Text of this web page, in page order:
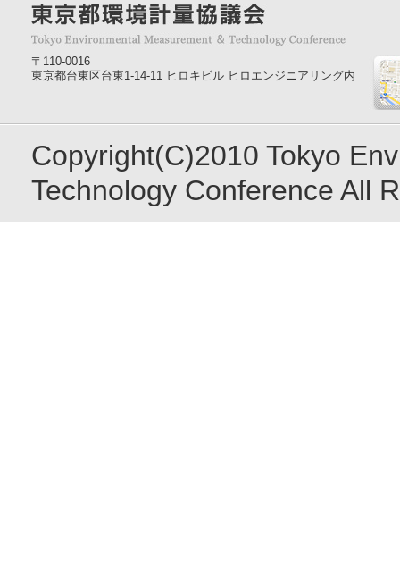
〒110-0016
東京都台東区台東1-14-11 ヒロキビル ヒロエンジニアリング内
Copyright(C)2010 Tokyo
Technology Conference All